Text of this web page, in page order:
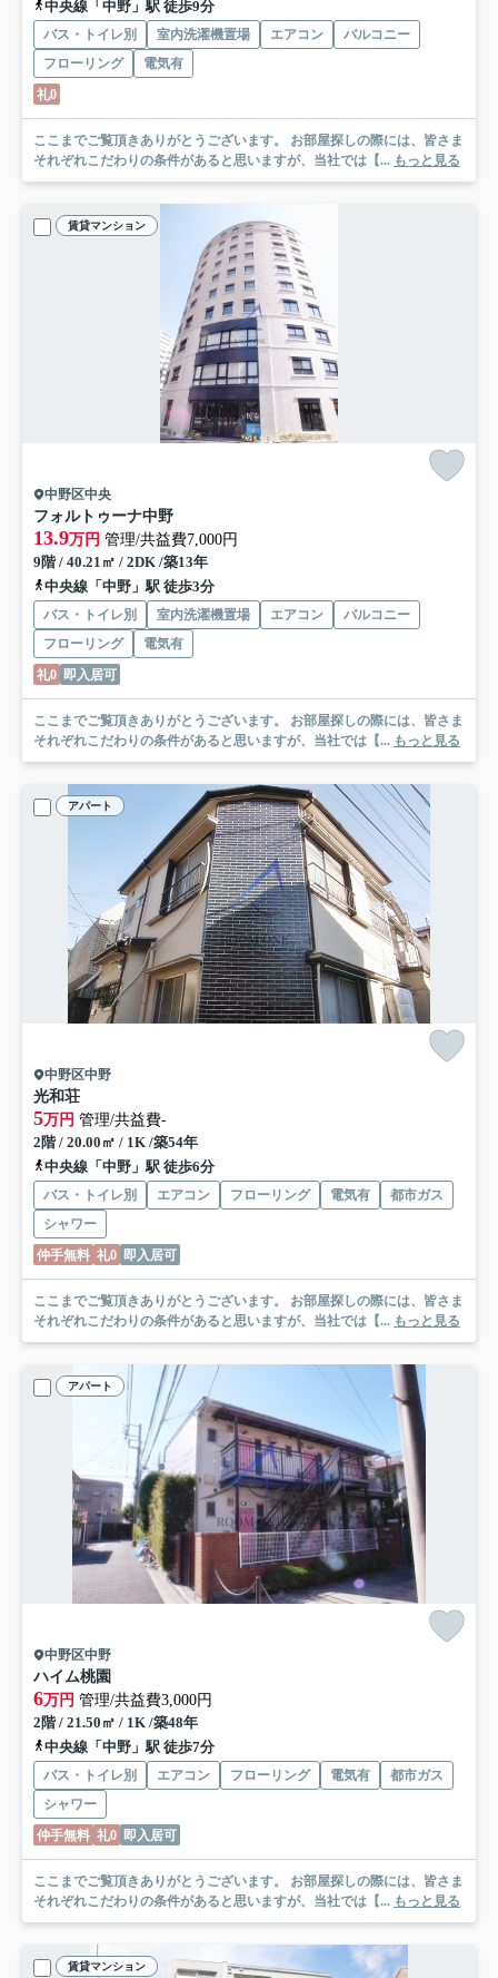
中央線「中野」駅 徒歩9分
バス・トイレ別 室内洗濯機置場 エアコン
バルコニー
フローリング
電気有
礼0
ここまでご覧頂きありがとうございます。 お部屋探しの際には、皆さま
それぞれこだわりの条件があると思いますが、当社では【... もっと見る
賃貸マンション
中野区中央
フォルトゥーナ中野
13.9万円 管理/共益費7,000円
9階 / 40.21㎡ / 2DK /築13年
中央線「中野」駅 徒歩3分
バス・トイレ別 室内洗濯機置場 エアコン
バルコニー
フローリング
電気有
礼0 即入居可
ここまでご覧頂きありがとうございます。 お部屋探しの際には、皆さま
それぞれこだわりの条件があると思いますが、当社では【... もっと見る
アパート
中野区中野
光和荘
5万円 管理/共益費-
2階 / 20.00㎡ / 1K /築54年
中央線「中野」駅 徒歩6分
バス・トイレ別 エアコン フローリング 電気有
都市ガス
シャワー
仲手無料 礼0 即入居可
ここまでご覧頂きありがとうございます。 お部屋探しの際には、皆さま
それぞれこだわりの条件があると思いますが、当社では【... もっと見る
アパート
中野区中野
ハイム桃園
6万円 管理/共益費3,000円
2階 / 21.50㎡ / 1K /築48年
中央線「中野」駅 徒歩7分
バス・トイレ別 エアコン フローリング 電気有
都市ガス
シャワー
仲手無料 礼0 即入居可
ここまでご覧頂きありがとうございます。 お部屋探しの際には、皆さま
それぞれこだわりの条件があると思いますが、当社では【... もっと見る
賃貸マンション